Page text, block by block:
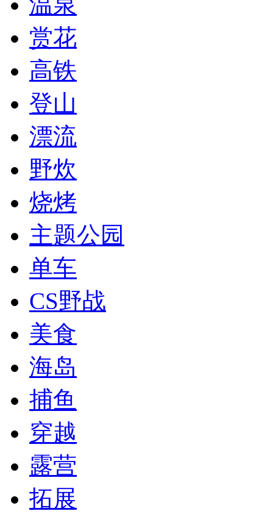
赏花
高铁
登山
漂流
野炊
烧烤
主题公园
单车
CS野战
美食
海岛
捕鱼
穿越
露营
拓展